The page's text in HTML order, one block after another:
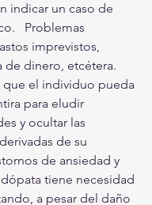
indicar un caso de
Problemas
imprevistos,
de dinero, etcétera.
que el individuo pueda
para eludir
y ocultar las
de su
de ansiedad y
tiene necesidad
a pesar del daño